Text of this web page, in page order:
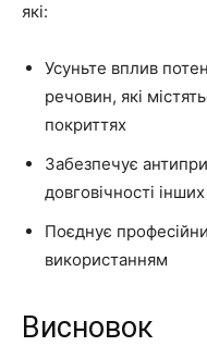
які:
Усуньте вплив
речовин, які
покриттях
Забезпечує
довговічності
Поєднує
використанням
Висновок